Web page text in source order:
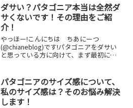
ダサい？パタゴニア本当は全然ダ
サくないです！その理由をご紹
介！
やっほー!こんにちは ちあにーつ
(@chianeblog)です!パタゴニアをダサい
と思っている方に向けて、まず最初に伝
でもなぜ、パタゴニアを着ている人のこ
とをダサいと思...
パタゴニアのサイズ感について、
私のサイズ感は？そのお悩み解決
します！